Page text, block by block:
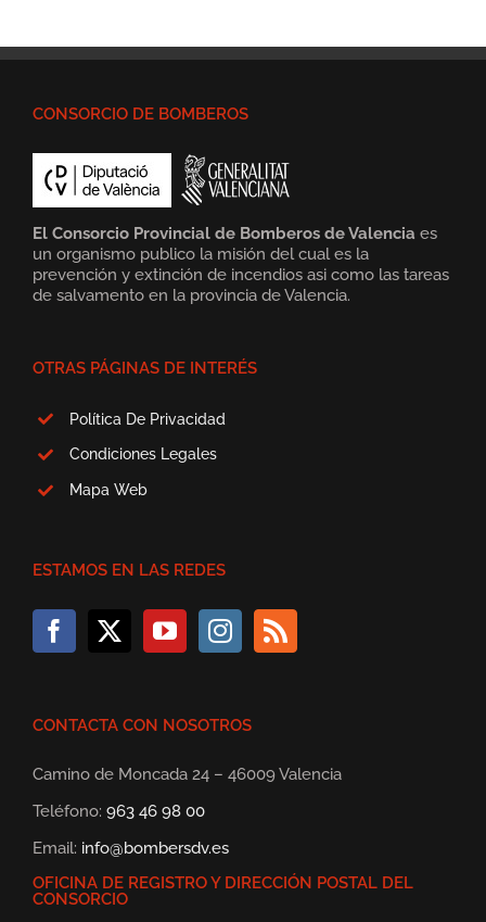
CONSORCIO DE BOMBEROS
El Consorcio Provincial de Bomberos de Valencia es
un organismo publico la misión del cual es la
prevención y extinción de incendios asi como las tareas
de salvamento en la provincia de Valencia.
OTRAS PÁGINAS DE INTERÉS
Política De Privacidad
Condiciones Legales
Mapa Web
ESTAMOS EN LAS REDES
CONTACTA CON NOSOTROS
Camino de Moncada 24 – 46009 Valencia
Teléfono: 963 46 98 00
Email: info@bombersdv.es
OFICINA DE REGISTRO Y DIRECCIÓN POSTAL DEL
CONSORCIO